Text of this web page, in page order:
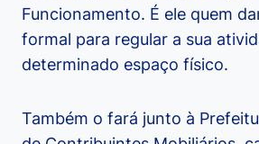
Funcionamento. É ele quem
formal para regular a sua
determinado espaço físico.
Também o fará junto à